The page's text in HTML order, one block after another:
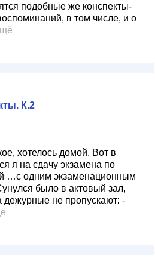
подобные же конспекты-
в том числе, и о
К.2
хотелось домой. Вот в
я на сдачу экзамена по
…с одним экзаменационным
было в актовый зал,
дежурные не пропускают: -